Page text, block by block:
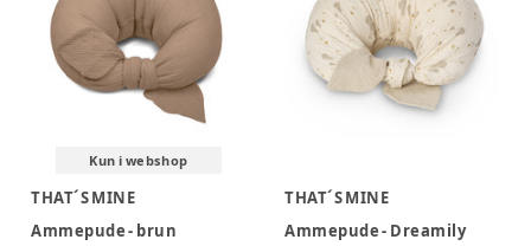
Kun i webshop
THAT´S MINE
Ammepude - brun
THAT´S MINE
Ammepude - Dreamily